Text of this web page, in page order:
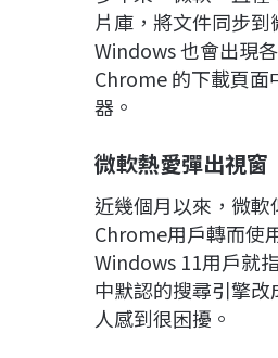
片庫，將文件同步
Windows 也會出現
Chrome 的下載頁面
器。
微軟熱愛彈出視窗
近幾個月以來，微
Chrome用戶轉而使
Windows 11用戶就
中默認的搜尋引擎
人感到很困擾。